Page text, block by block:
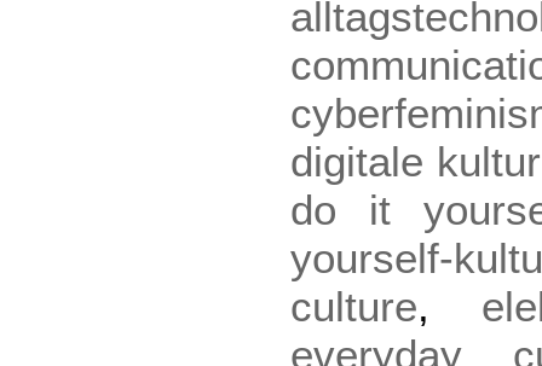
digitale kultur
do it
yourself-
culture,
everyday